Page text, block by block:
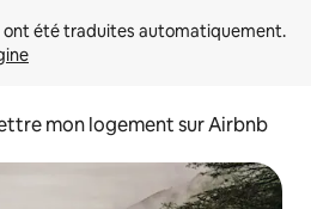
mon logement sur Airbnb